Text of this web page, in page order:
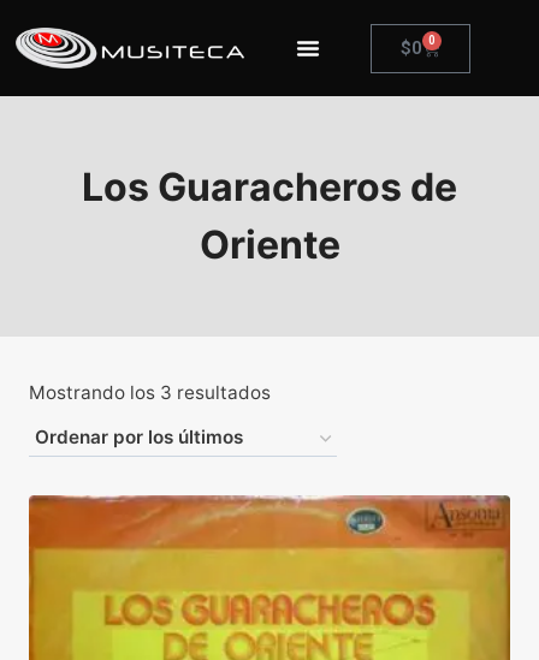
$0 0
Los Guaracheros de
Oriente
Mostrando los 3 resultados